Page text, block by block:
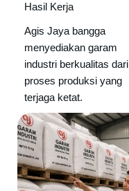
Hasil Kerja
Agis Jaya bangga
menyediakan garam
industri berkualitas dari
proses produksi yang
terjaga ketat.